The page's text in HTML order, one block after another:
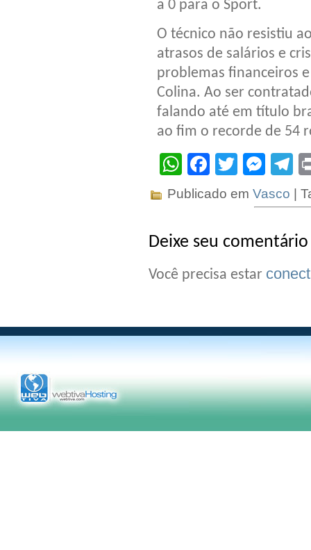
a 0 para o Sport.
O técnico não resistiu
atrasos de salários e
problemas financeiros
Colina. Ao ser
falando até em título
ao fim o recorde de 54
WhatsApp
Facebook
Twitter
Publicado em Vasco |
Deixe seu comentário
Você precisa estar